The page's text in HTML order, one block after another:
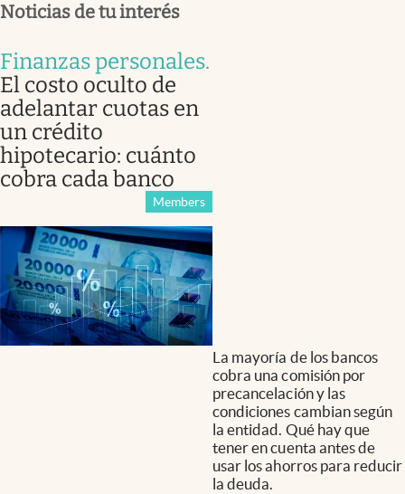
Noticias de tu interés
Finanzas personales.
El costo oculto de
adelantar cuotas en
un crédito
hipotecario: cuánto
cobra cada banco
Members
La mayoría de los bancos
cobra una comisión por
precancelación y las
condiciones cambian según
la entidad. Qué hay que
tener en cuenta antes de
usar los ahorros para reducir
la deuda.